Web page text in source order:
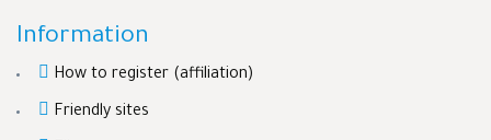
Information
How to register (affiliation)
Friendly sites